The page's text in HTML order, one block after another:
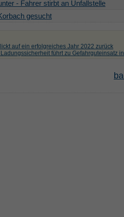
- Fahrer stirbt an Unfallstelle
gesucht
auf ein erfolgreiches Jahr 2022 zurück
führt zu Gefahrguteinsatz